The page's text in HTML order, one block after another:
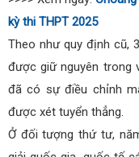
kỳ thi THPT 2025
Theo như quy định cũ,
được giữ nguyên trong
đã có sự điều chỉnh
được xét tuyển thẳng.
Ở đối tượng thứ tư,